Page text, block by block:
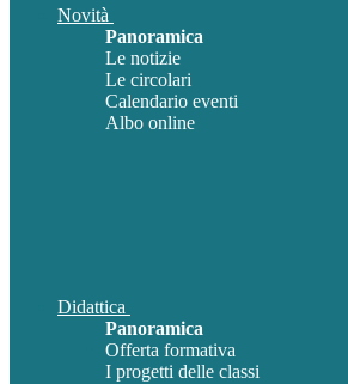
Novità
Panoramica
Le notizie
Le circolari
Calendario eventi
Albo online
Didattica
Panoramica
Offerta formativa
I progetti delle classi